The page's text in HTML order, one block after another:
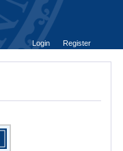
Login
Register